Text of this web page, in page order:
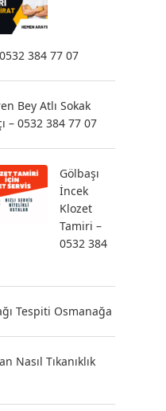
384 77 07
Bey Atlı Sokak
– 0532 384 77 07
Gölbaşı
İncek
Klozet
Tamiri –
0532 384
Tespiti Osmanağa
Nasıl Tıkanıklık